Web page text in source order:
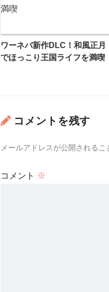
ワーネバ新作DLC！和風正月
でほっこり王国ライフを満喫
コメントを残す
メールアドレスが公開されるこ
コメント ※